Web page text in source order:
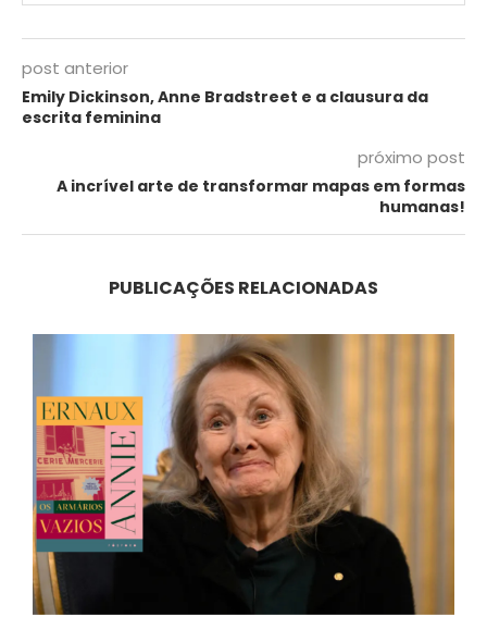
post anterior
Emily Dickinson, Anne Bradstreet e a clausura da
escrita feminina
próximo post
A incrível arte de transformar mapas em formas
humanas!
PUBLICAÇÕES RELACIONADAS